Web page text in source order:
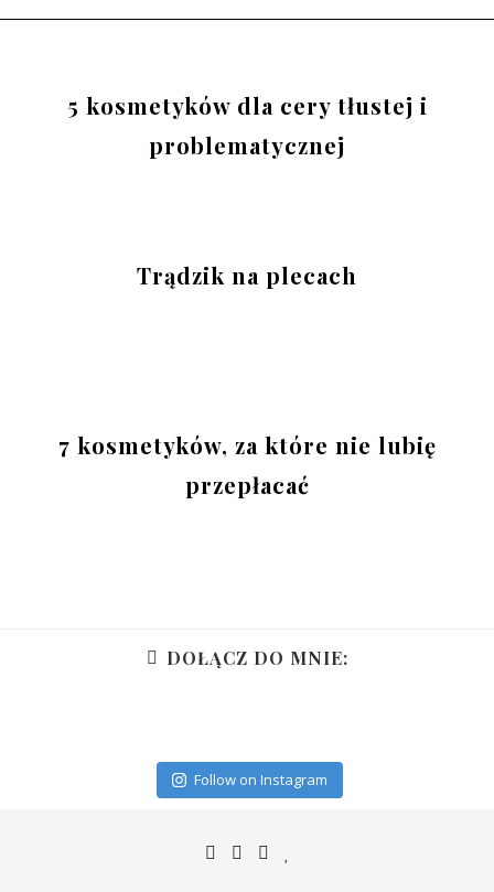
5 kosmetyków dla cery tłustej i
problematycznej
Trądzik na plecach
7 kosmetyków, za które nie lubię
przepłacać
DOŁĄCZ DO MNIE:
Follow on Instagram